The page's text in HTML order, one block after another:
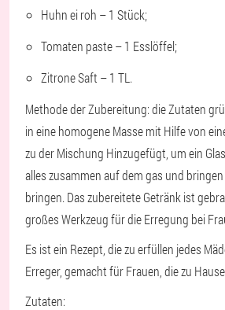
Huhn ei roh – 1 Stück;
Tomaten paste – 1 Esslöffel;
Zitrone Saft – 1 TL.
Methode der Zubereitung: die Zutaten
in eine homogene Masse mit Hilfe von
zu der Mischung Hinzugefügt, um ein
alles zusammen auf dem gas und
bringen. Das zubereitete Getränk ist
großes Werkzeug für die Erregung bei
Es ist ein Rezept, die zu erfüllen jedes
Erreger, gemacht für Frauen, die zu
Zutaten: